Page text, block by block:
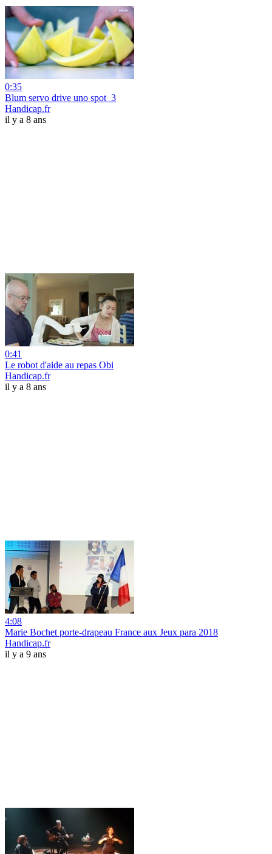
0:35
Blum servo drive uno spot_3
Handicap.fr
il y a 8 ans
0:41
Le robot d'aide au repas Obi
Handicap.fr
il y a 8 ans
4:08
Marie Bochet porte-drapeau France aux Jeux para 2018
Handicap.fr
il y a 9 ans